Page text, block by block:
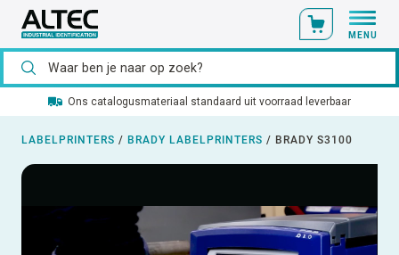
MENU
Ons catalogusmateriaal standaard uit voorraad leverbaar
LABELPRINTERS / BRADY LABELPRINTERS / BRADY S3100